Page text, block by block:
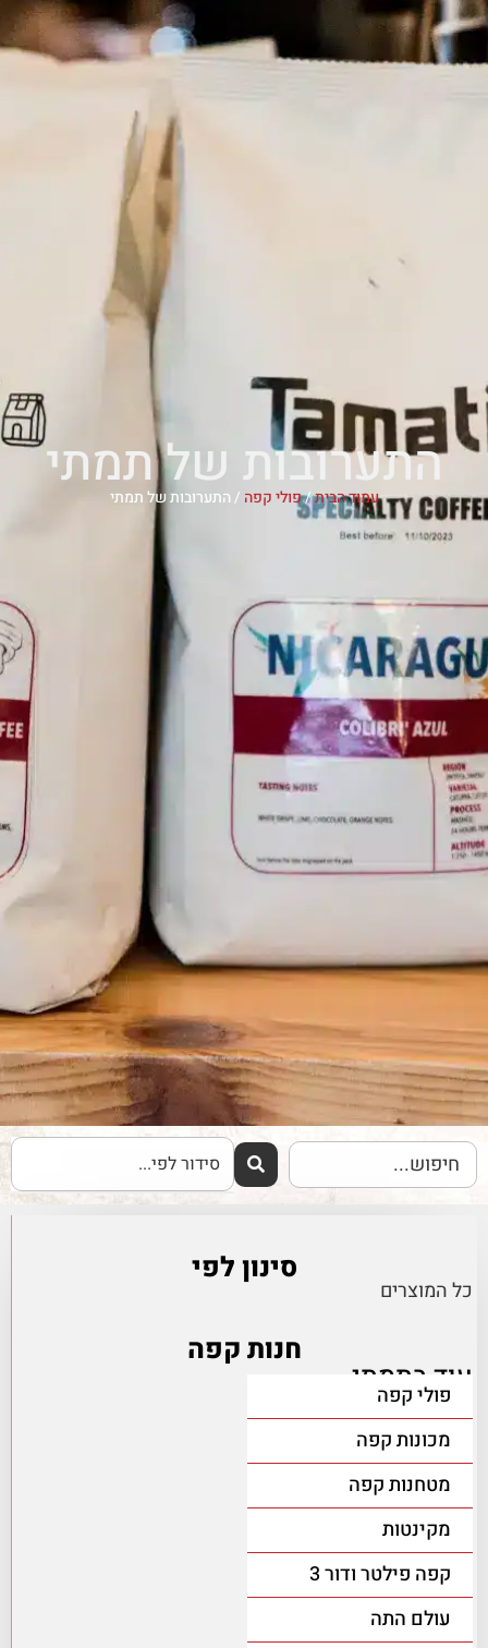
התערובות של תמתי
עמוד הבית/פולי קפה/ התערובות של תמתי
סינון לפי
כל המוצרים
חנות קפה
פולי קפה
מכונות קפה
מטחנות קפה
מקינטות
קפה פילטר ודור 3
עולם התה
עוד בתמתי